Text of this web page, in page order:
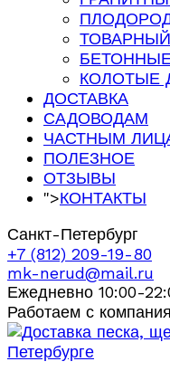
КОЛОТЫЕ
ДОСТАВКА
САДОВОДАМ
ЧАСТНЫМ
ПОЛЕЗНОЕ
ОТЗЫВЫ
">КОНТАКТЫ
Санкт-Петербург
+7 (812) 209-19-80
mk-nerud@mail.ru
Ежедневно 10:00-
Работаем с